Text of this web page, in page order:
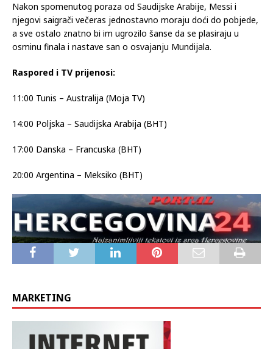
Nakon spomenutog poraza od Saudijske Arabije, Messi i
njegovi saigrači večeras jednostavno moraju doći do pobjede,
a sve ostalo znatno bi im ugrozilo šanse da se plasiraju u
osminu finala i nastave san o osvajanju Mundijala.
Raspored i TV prijenosi:
11:00 Tunis – Australija (Moja TV)
14:00 Poljska – Saudijska Arabija (BHT)
17:00 Danska – Francuska (BHT)
20:00 Argentina – Meksiko (BHT)
MARKETING